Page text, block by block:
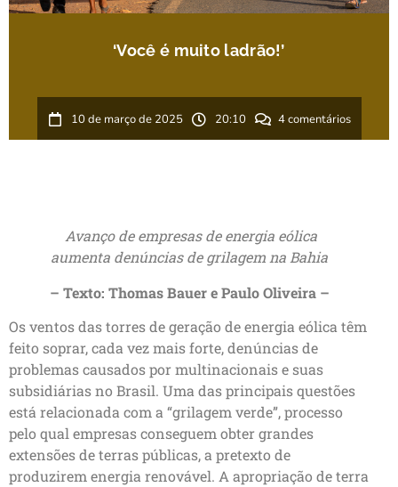
‘Você é muito ladrão!’
10 de março de 2025 20:10 4 comentários
Avanço de empresas de energia eólica
aumenta denúncias de grilagem na Bahia
– Texto: Thomas Bauer e Paulo Oliveira –
Os ventos das torres de geração de energia eólica têm
feito soprar, cada vez mais forte, denúncias de
problemas causados por multinacionais e suas
subsidiárias no Brasil. Uma das principais questões
está relacionada com a “grilagem verde”, processo
pelo qual empresas conseguem obter grandes
extensões de terras públicas, a pretexto de
produzirem energia renovável. A apropriação de terra